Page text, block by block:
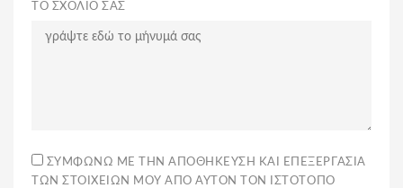
ΤΟ ΣΧΌΛΙΌ ΣΑΣ
ΣΥΜΦΩΝΏ ΜΕ ΤΗΝ ΑΠΟΘΉΚΕΥΣΗ ΚΑΙ ΕΠΕΞΕΡΓΑΣΊΑ
ΤΩΝ ΣΤΟΙΧΕΊΩΝ ΜΟΥ ΑΠΌ ΑΥΤΌΝ ΤΟΝ ΙΣΤΌΤΟΠΟ